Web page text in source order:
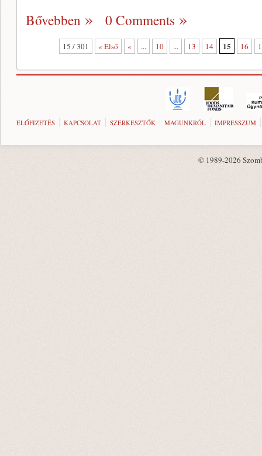
Bővebben 0 Comments
15 / 301 « Első « ... 10 ... 13 14 15 16
ELŐFIZETÉS KAPCSOLAT SZERKESZTŐK MAGUNKRÓL IMPRESSZUM
© 1989-2026